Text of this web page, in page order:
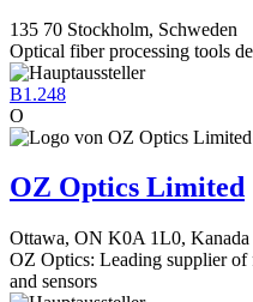
135 70 Stockholm, Schweden
Optical fiber processing tools
B1.248
O
OZ Optics Limited
Ottawa, ON K0A 1L0, Kanada
OZ Optics: Leading supplier of
and sensors